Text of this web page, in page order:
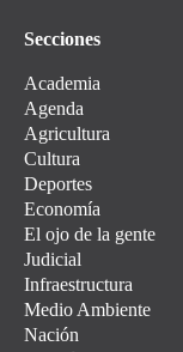
Secciones
Academia
Agenda
Agricultura
Cultura
Deportes
Economía
El ojo de la gente
Judicial
Infraestructura
Medio Ambiente
Nación